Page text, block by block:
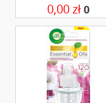
0,00 zł 0